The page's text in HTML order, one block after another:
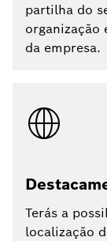
partilha do
organização
da empresa.
Terás a
localização